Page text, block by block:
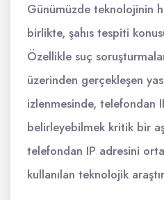
Günümüzde teknolojinin
birlikte, şahıs tespiti
Özellikle suç
üzerinden gerçekleşen
izlenmesinde, telefondan
belirleyebilmek kritik bir
telefondan IP adresini
kullanılan teknolojik